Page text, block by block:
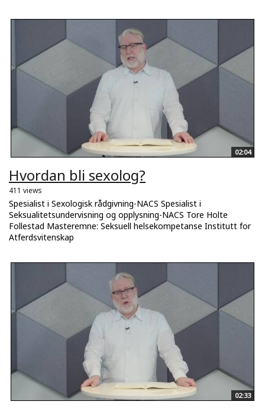
02:04
Hvordan bli sexolog?
411 views
Spesialist i Sexologisk rådgivning-NACS Spesialist i
Seksualitetsundervisning og opplysning-NACS Tore Holte
Follestad Masteremne: Seksuell helsekompetanse Institutt for
Atferdsvitenskap
02:33